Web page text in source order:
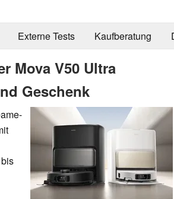
Externe Tests Kaufberatung
Mova V50 Ultra
Geschenk